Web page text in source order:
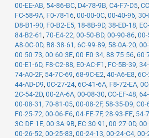
00-EE-AB, 54-86-BC, D4-78-9B, C4-F7-D5,
FC-58-9A, F0-78-16, 00-00-0C, 00-40-96, 30-
D8-B1-90, F0-B2-E5, 18-8B-9D, 38-ED-18,
84-B2-61 , 70-E4-22, 00-50-BD, 00-90-86, 00-
A8-0C-0D, B8-38-61 , 6C-99-89, 58-0A-20,
00-50-73, 00-60-3E, 00-E0-34, 88-75-56, 60-
00-E1-6D, F8-C2-88, E0-AC-F1 , FC-5B-39,
74-A0-2F, 54-7C-69, 68-9C-E2, 40-A6-E8,
44-AD-D9, 0C-27-24, 6C-41-6A, F8-72-EA,
2C-54-2D, 00-2A-6A, 00-08-30, CC-EF-48,
00-08-31 , 70-81-05, 00-08-2F, 58-35-D9, C0-
F0-25-72, 00-06-F6, 04-FE-7F, 28-93-FE, 54-
3C-DF-1E, 00-3A-9B, EC-30-91 , 00-27-0D,
00-26-52, 00-25-83, 00-24-13, 00-24-C4, 00-